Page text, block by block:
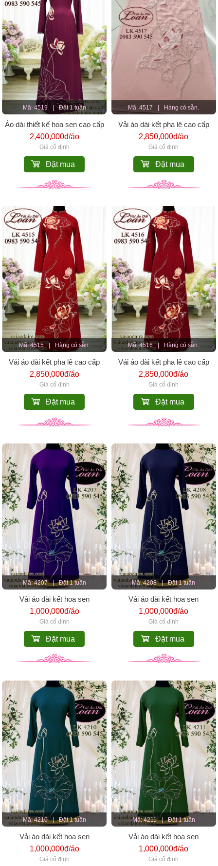
Mã: 4519 Đặt 1 tuần
Áo dài thiết kế hoa sen cao cấp
2,400,000đ/áo
Giá cố định
Đặt mua
Mã: 4517 Hàng có sẵn.
Vải áo dài kết pha lê cao cấp
2,850,000đ/áo
Giá cố định
Đặt mua
Mã: 4515 | Hàng có sẵn.
Vải áo dài kết pha lê cao cấp
2,850,000đ/áo
Giá cố định
Đặt mua
Mã: 4516 | Hàng có sẵn.
Vải áo dài kết pha lê cao cấp
2,850,000đ/áo
Giá cố định
Đặt mua
Mã: 4207 | Đặt 1 tuần
Vải áo dài kết hoa sen
1,000,000đ/áo
Giá cố định
Đặt mua
Mã: 4208 | Đặt 1 tuần
Vải áo dài kết hoa sen
1,000,000đ/áo
Giá cố định
Đặt mua
Mã: 4210 | Đặt 1 tuần
Vải áo dài kết hoa sen
1,000,000đ/áo
Giá cố định
Mã: 4211 | Đặt 1 tuần
Vải áo dài kết hoa sen
1,000,000đ/áo
Giá cố định